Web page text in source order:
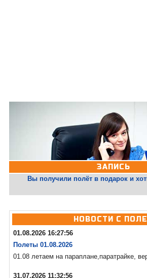
ЗАПИСЬ
Вы получили полёт в подарок и
НОВОСТИ С
01.08.2026 16:27:56
Полеты 01.08.2026
01.08 летаем на параплане,паратрайке,
31.07.2026 11:32:56